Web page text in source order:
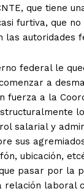
que tiene
furtiva, que no
las autoridades
federal le
a
fuerza a la
salarial y
sus
ubicación,
pasar por la
laboral